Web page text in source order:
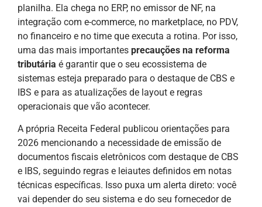
planilha. Ela chega no ERP, no emissor de NF, na
integração com e-commerce, no marketplace, no PDV,
no financeiro e no time que executa a rotina. Por isso,
uma das mais importantes precauções na reforma
tributária é garantir que o seu ecossistema de
sistemas esteja preparado para o destaque de CBS e
IBS e para as atualizações de layout e regras
operacionais que vão acontecer.
A própria Receita Federal publicou orientações para
2026 mencionando a necessidade de emissão de
documentos fiscais eletrônicos com destaque de CBS
e IBS, seguindo regras e leiautes definidos em notas
técnicas específicas. Isso puxa um alerta direto: você
vai depender do seu sistema e do seu fornecedor de